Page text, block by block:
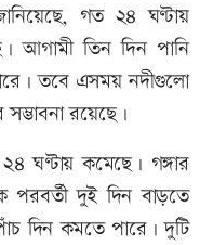
গত ২৪ ঘণ্টায়
আগামী তিন দিন পানি
তবে এসময় নদীগুলো
রয়েছে।
ঘণ্টায় কমেছে। গঙ্গার
পরবর্তী দুই দিন বাড়তে
দিন কমতে পারে। দুটি